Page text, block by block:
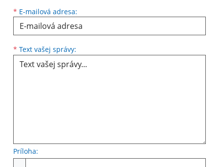
* E-mailová adresa:
* Text vašej správy:
Príloha: